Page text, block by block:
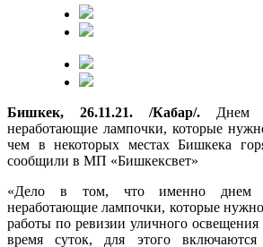
Бишкек, 26.11.21. /Кабар/. Днем
неработающие лампочки, которые
чем в некоторых местах Бишкека
сообщили в МП «Бишкексвет»
«Дело в том, что именно днем
неработающие лампочки, которые
работы по ревизии уличного освещения
время суток, для этого включаются